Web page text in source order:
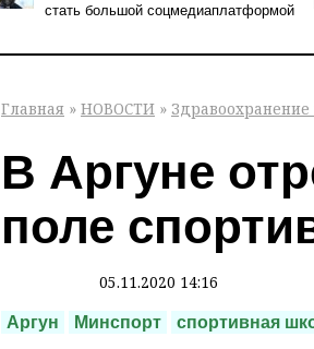
стать большой соцмедиаплатформой
Главная » НОВОСТИ » Здравоохранение
В Аргуне
поле
05.11.2020 14:16
Аргун Минспорт спортивная